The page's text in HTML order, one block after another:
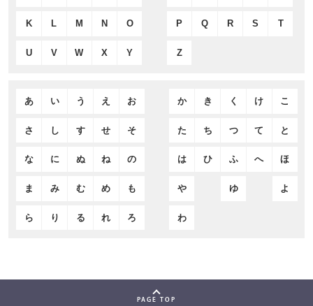
K L M N O P Q R S T
U V W X Y Z
あ い う え お か き く け こ
さ し す せ そ た ち つ て と
な に ぬ ね の は ひ ふ へ ほ
ま み む め も や ゆ よ
ら り る れ ろ わ
PAGE TOP